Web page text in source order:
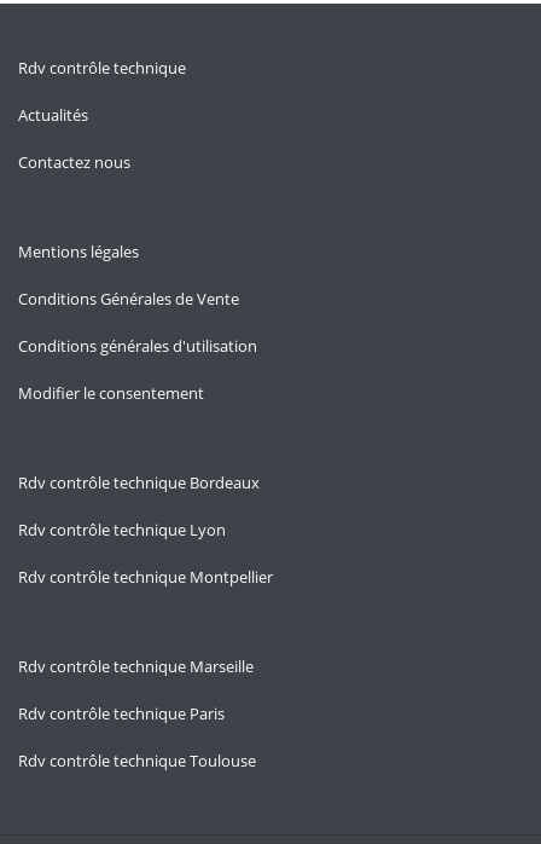
Rdv contrôle technique
Actualités
Contactez nous
Mentions légales
Conditions Générales de Vente
Conditions générales d'utilisation
Modifier le consentement
Rdv contrôle technique Bordeaux
Rdv contrôle technique Lyon
Rdv contrôle technique Montpellier
Rdv contrôle technique Marseille
Rdv contrôle technique Paris
Rdv contrôle technique Toulouse